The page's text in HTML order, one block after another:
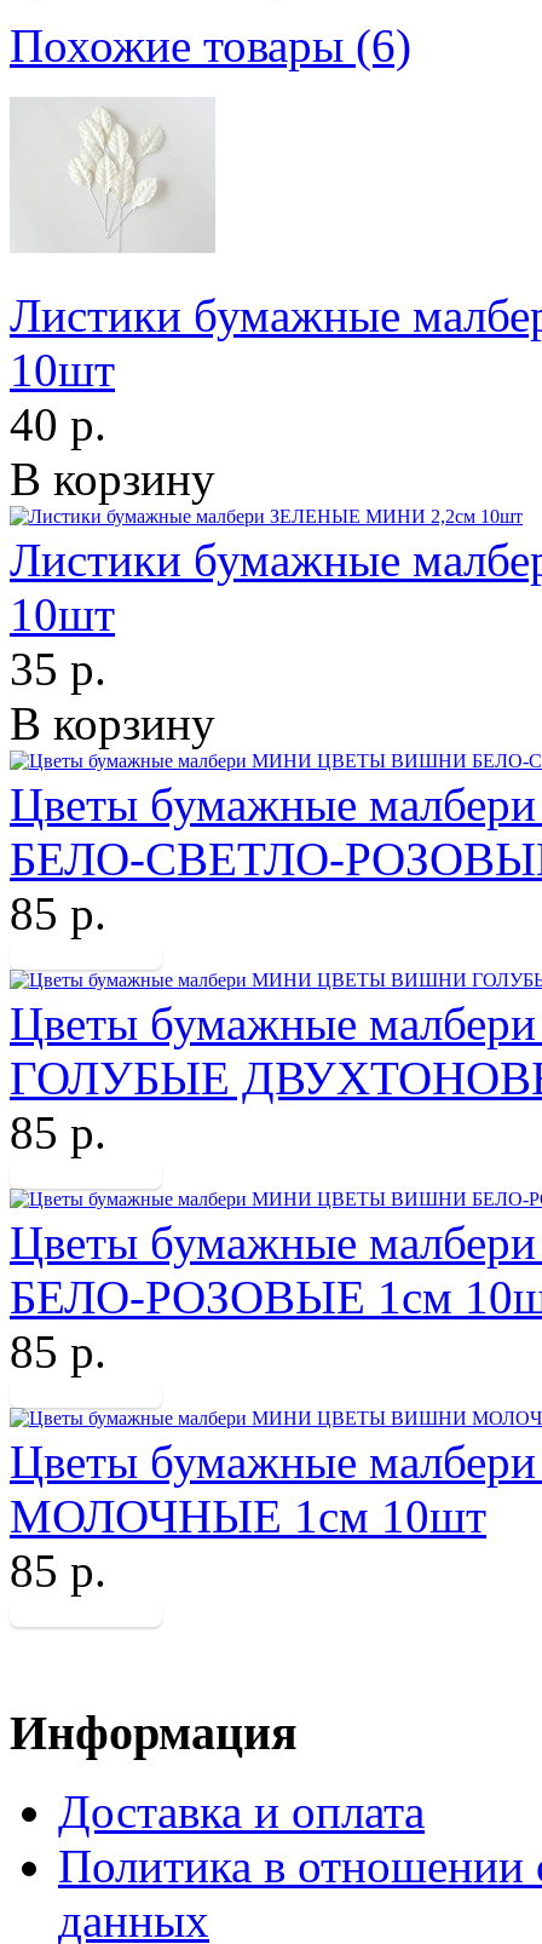
Похожие товары (6)
Листики бумажные
10шт
40 р.
В корзину
Листики бумажные
10шт
35 р.
В корзину
Цветы бумажные
БЕЛО-СВЕТЛО-
85 р.
Цветы бумажные
ГОЛУБЫЕ
85 р.
Цветы бумажные
БЕЛО-РОЗОВЫЕ 1см
85 р.
Цветы бумажные
МОЛОЧНЫЕ 1см 10шт
85 р.
Информация
Доставка и оплата
Политика в отношении
данных